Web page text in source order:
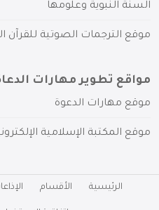
السنة النبوية وعلومها
موقع الترجمات الصوتية للقرآن
مواقع تطوير مهارات
موقع مهارات الدعوة
موقع المكتبة الإسلامية
الرئيسية الأقسام